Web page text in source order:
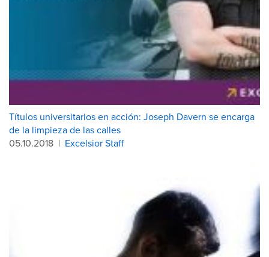
Títulos universitarios en acción: Joseph Davern se encarga
de la limpieza de las calles
05.10.2018 | Excelsior Staff